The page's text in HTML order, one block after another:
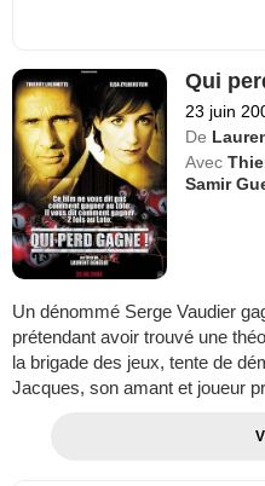
Qui
23 juin
De
Avec
Samir
Un dénommé Serge Vaudier
prétendant avoir trouvé une
la brigade des jeux, tente de
Jacques, son amant et joueur